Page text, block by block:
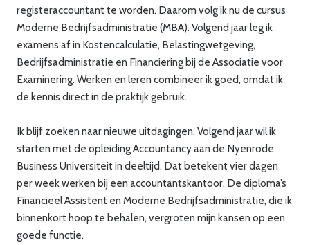
registeraccountant te worden. Daarom volg ik nu de cursus
Moderne Bedrijfsadministratie (MBA). Volgend jaar leg ik
examens af in Kostencalculatie, Belastingwetgeving,
Bedrijfsadministratie en Financiering bij de Associatie voor
Examinering. Werken en leren combineer ik goed, omdat ik
de kennis direct in de praktijk gebruik.
Ik blijf zoeken naar nieuwe uitdagingen. Volgend jaar wil ik
starten met de opleiding Accountancy aan de Nyenrode
Business Universiteit in deeltijd. Dat betekent vier dagen
per week werken bij een accountantskantoor. De diploma’s
Financieel Assistent en Moderne Bedrijfsadministratie, die ik
binnenkort hoop te behalen, vergroten mijn kansen op een
goede functie.